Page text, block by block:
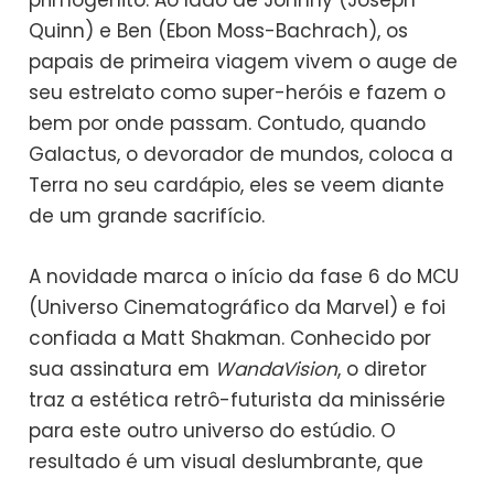
Quinn) e Ben (Ebon Moss-Bachrach), os
papais de primeira viagem vivem o auge de
seu estrelato como super-heróis e fazem o
bem por onde passam. Contudo, quando
Galactus, o devorador de mundos, coloca a
Terra no seu cardápio, eles se veem diante
de um grande sacrifício.
A novidade marca o início da fase 6 do MCU
(Universo Cinematográfico da Marvel) e foi
confiada a Matt Shakman. Conhecido por
sua assinatura em WandaVision, o diretor
traz a estética retrô-futurista da minissérie
para este outro universo do estúdio. O
resultado é um visual deslumbrante, que